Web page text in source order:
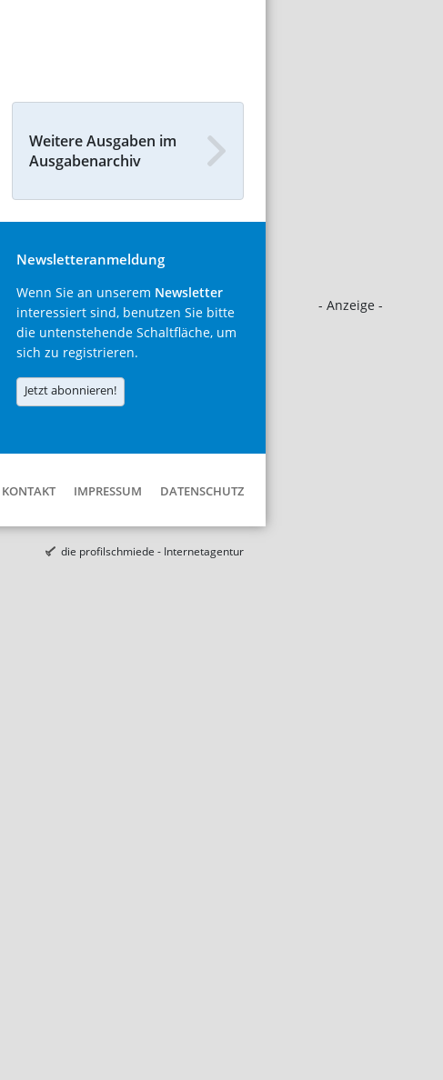
- Anzeige -
Weitere Ausgaben im
Ausgabenarchiv
Newsletteranmeldung
Wenn Sie an unserem Newsletter
interessiert sind, benutzen Sie bitte
die untenstehende Schaltfläche, um
sich zu registrieren.
Jetzt abonnieren!
KONTAKT IMPRESSUM DATENSCHUTZ
die profilschmiede - Internetagentur